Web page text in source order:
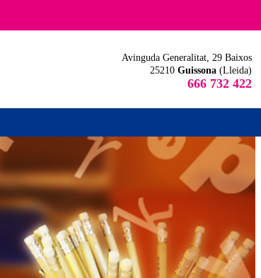
Avinguda Generalitat, 29 Baixos
25210 Guissona (Lleida)
666 732 422